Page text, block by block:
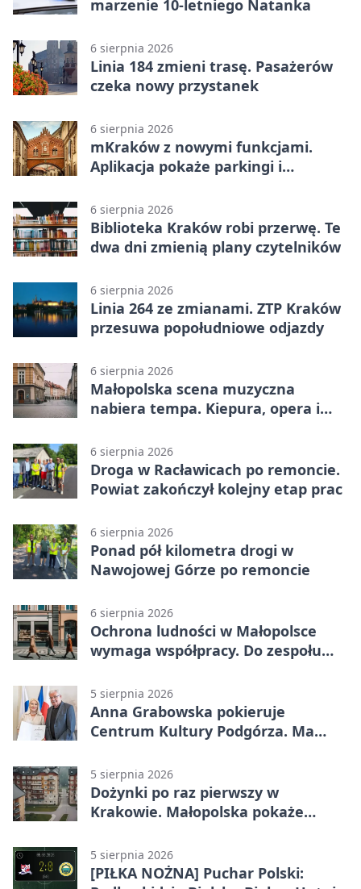
marzenie 10-letniego Natanka
6 sierpnia 2026
Linia 184 zmieni trasę. Pasażerów
czeka nowy przystanek
6 sierpnia 2026
mKraków z nowymi funkcjami.
Aplikacja pokaże parkingi i
6 sierpnia 2026
Biblioteka Kraków robi przerwę. Te
dwa dni zmienią plany czytelników
6 sierpnia 2026
Linia 264 ze zmianami. ZTP Kraków
przesuwa popołudniowe odjazdy
6 sierpnia 2026
Małopolska scena muzyczna
nabiera tempa. Kiepura, opera i
6 sierpnia 2026
Droga w Racławicach po remoncie.
Powiat zakończył kolejny etap prac
6 sierpnia 2026
Ponad pół kilometra drogi w
Nawojowej Górze po remoncie
6 sierpnia 2026
Ochrona ludności w Małopolsce
wymaga współpracy. Do zespołu
5 sierpnia 2026
Anna Grabowska pokieruje
Centrum Kultury Podgórza. Ma
5 sierpnia 2026
Dożynki po raz pierwszy w
Krakowie. Małopolska pokaże
5 sierpnia 2026
[PIŁKA NOŻNA] Puchar Polski: